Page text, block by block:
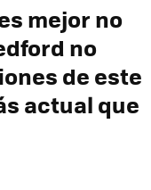
mejor no
no
de este
actual que